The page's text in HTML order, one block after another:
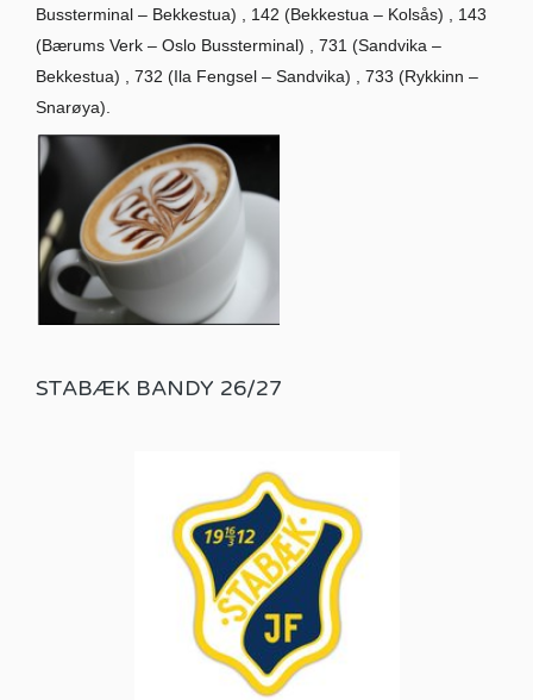
Bussterminal – Bekkestua) , 142 (Bekkestua – Kolsås) , 143
(Bærums Verk – Oslo Bussterminal) , 731 (Sandvika –
Bekkestua) , 732 (Ila Fengsel – Sandvika) , 733 (Rykkinn –
Snarøya).
STABÆK BANDY 26/27